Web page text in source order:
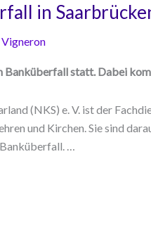
in
statt. Dabei
(NKS) e. V. ist der
und Kirchen. Sie sind
Banküberfall. …